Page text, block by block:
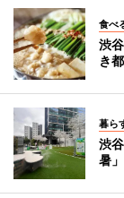
食べ
渋
き
暮ら
渋
暑